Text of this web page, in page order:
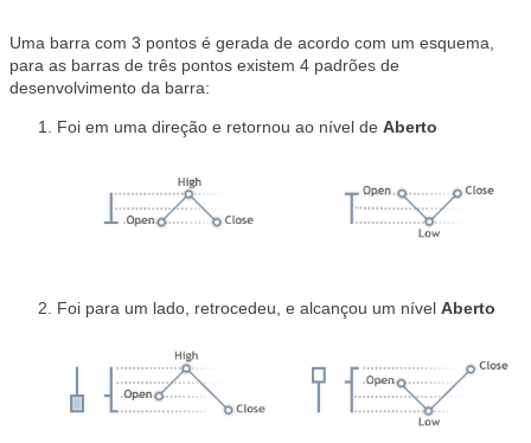
Uma barra com 3 pontos é gerada de acordo com um esquema,
para as barras de três pontos existem 4 padrões de
desenvolvimento da barra:
Foi em uma direção e retornou ao nível de Aberto
Foi para um lado, retrocedeu, e alcançou um nível Aberto